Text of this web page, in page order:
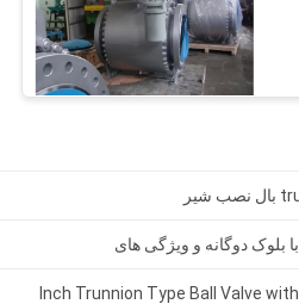
بلوک دوگانه و ویژگی های
16 Inch Trunnion Type Ball Valve